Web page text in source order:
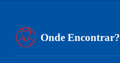
Onde Encontrar?